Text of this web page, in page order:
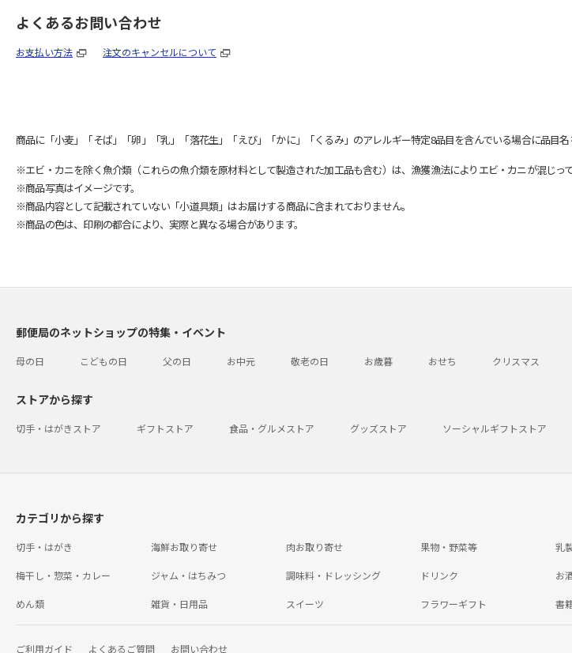
よくあるお問い合わせ
お支払い方法 注文のキャンセルについて
商品に「小麦」「そば」「卵」「乳」「落花生」「えび」「かに」「くるみ」のアレルギー特定8品目を含んでいる場合に品目名
※エビ・カニを除く魚介類（これらの魚介類を原材料として製造された加工品も含む）は、漁獲漁法によりエビ・カニが混じ
※商品写真はイメージです。
※商品内容として記載されていない「小道具類」はお届けする商品に含まれておりません。
※商品の色は、印刷の都合により、実際と異なる場合があります。
郵便局のネットショップの特集・イベント
母の日 こどもの日 父の日 お中元 敬老の日 お歳暮 おせち クリスマス
ストアから探す
切手・はがきストア ギフトストア 食品・グルメストア グッズストア ソーシャルギフトストア
カテゴリから探す
切手・はがき 海鮮お取り寄せ 肉お取り寄せ 果物・野菜等 乳
梅干し・惣菜・カレー ジャム・はちみつ 調味料・ドレッシング ドリンク お
めん類 雑貨・日用品 スイーツ フラワーギフト 書
ご利用ガイド よくあるご質問 お問い合わせ